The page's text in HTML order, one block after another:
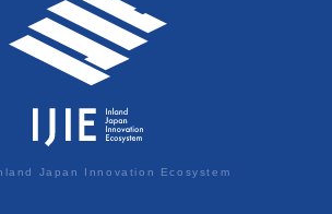
Japan Innovation Ecosystem